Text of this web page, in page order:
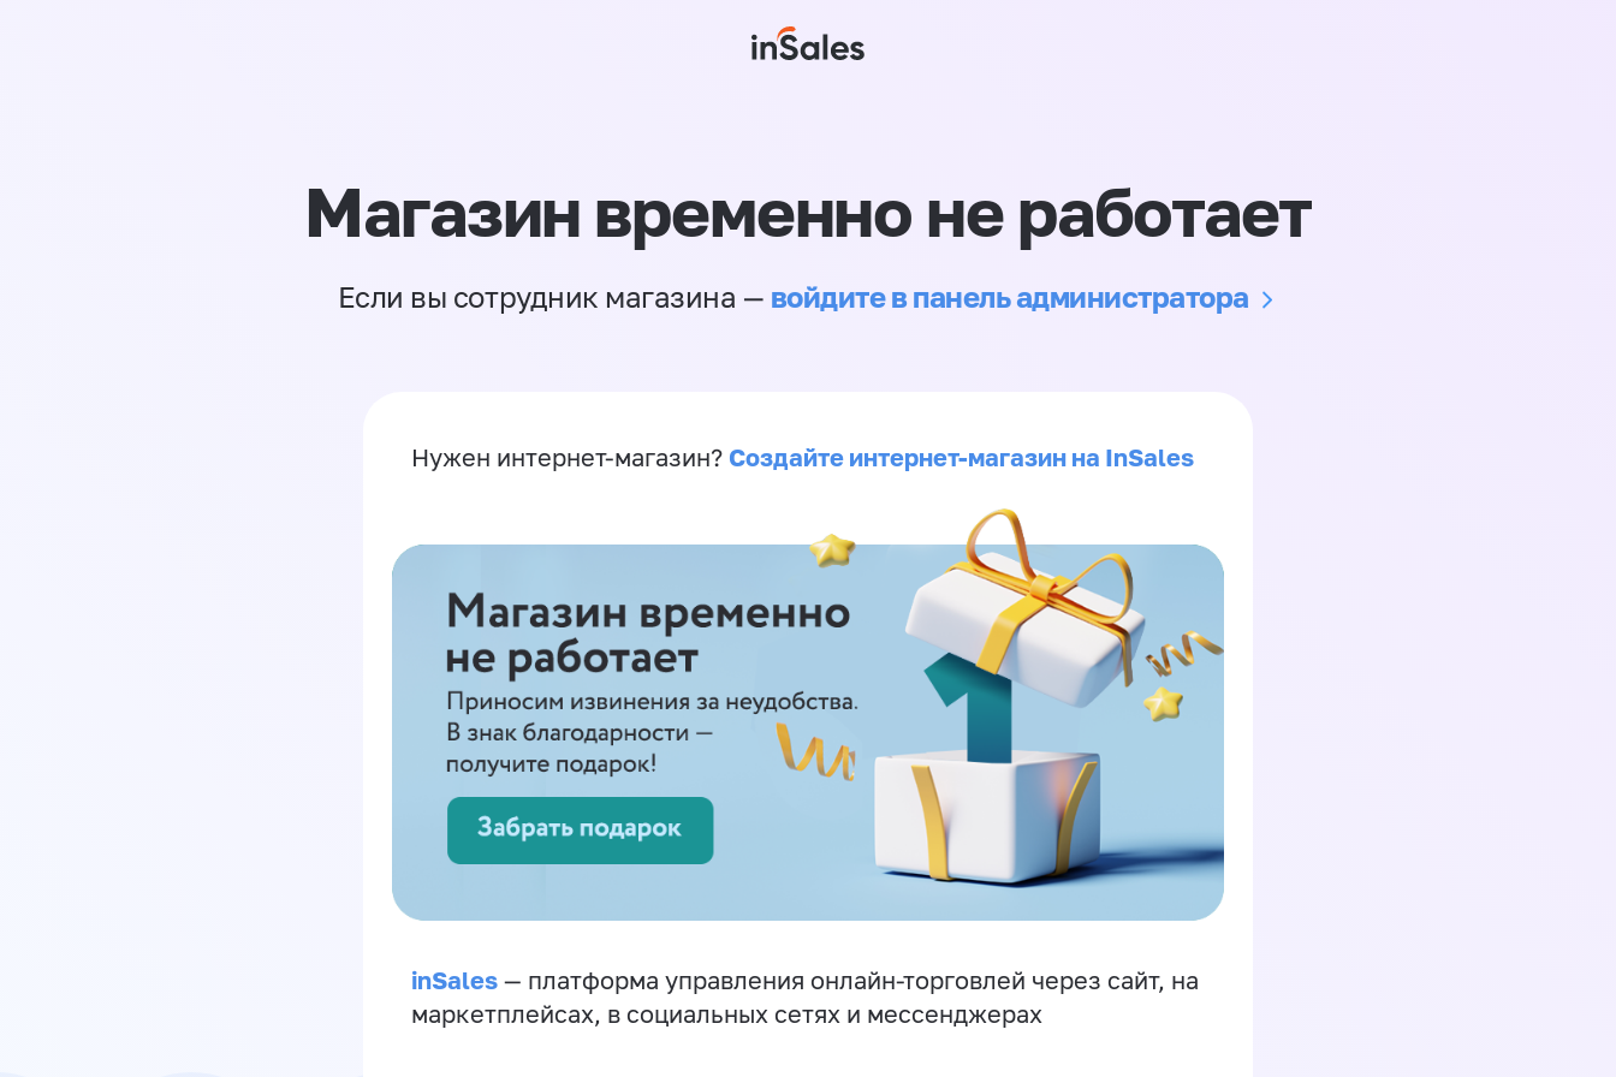
Магазин временно не работает
Если вы сотрудник магазина — войдите в панель администратора
Нужен интернет-магазин? Создайте интернет-магазин на InSales
inSales — платформа управления онлайн-торговлей через сайт, на
маркетплейсах, в социальных сетях и мессенджерах